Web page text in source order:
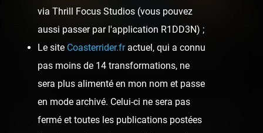
Ouh la, dites-moi, y a une grosse faute là ! Remarquez
l'inclinaison importante de ce virage. Et pourtant, ce n'est
via Thrill Focus Studios (vous pouvez
aussi passer par l'application R1DD3N) ;
Le site Coasterrider.fractuel, qui a connu
pas moins de 14 transformations, ne
sera plus alimenté en mon nom et passe
en mode archivé. Celui-ci ne sera pas
fermé et toutes les publications postées